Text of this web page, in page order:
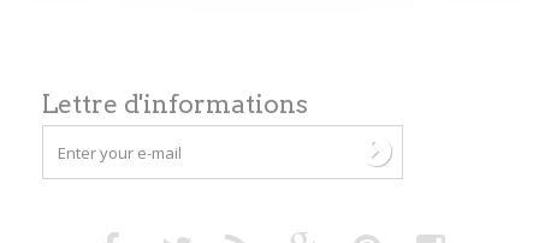
Lettre d'informations